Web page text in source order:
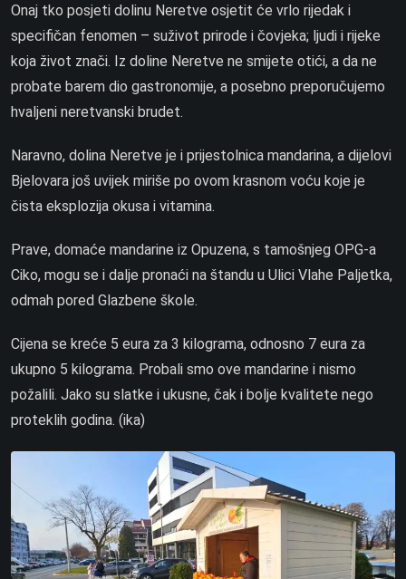
Onaj tko posjeti dolinu Neretve osjetit će vrlo rijedak i
specifičan fenomen – suživot prirode i čovjeka; ljudi i rijeke
koja život znači. Iz doline Neretve ne smijete otići, a da ne
probate barem dio gastronomije, a posebno preporučujemo
hvaljeni neretvanski brudet.
Naravno, dolina Neretve je i prijestolnica mandarina, a dijelovi
Bjelovara još uvijek miriše po ovom krasnom voću koje je
čista eksplozija okusa i vitamina.
Prave, domaće mandarine iz Opuzena, s tamošnjeg OPG-a
Ciko, mogu se i dalje pronaći na štandu u Ulici Vlahe Paljetka,
odmah pored Glazbene škole.
Cijena se kreće 5 eura za 3 kilograma, odnosno 7 eura za
ukupno 5 kilograma. Probali smo ove mandarine i nismo
požalili. Jako su slatke i ukusne, čak i bolje kvalitete nego
proteklih godina. (ika)